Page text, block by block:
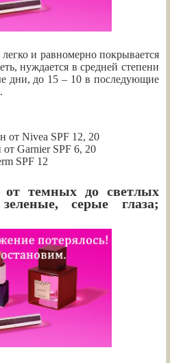
и равномерно покрывается
нуждается в средней степени
дни, до 15 – 10 в последующие
от Nivea SPF 12, 20
Garnier SPF 6, 20
SPF 12
темных до светлых
серые глаза;